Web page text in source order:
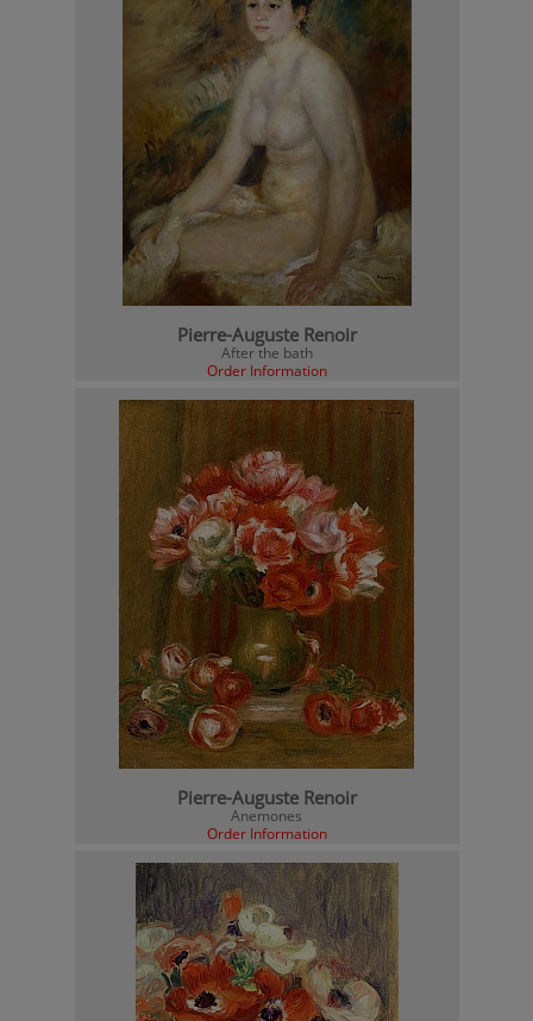
Pierre-Auguste Renoir
After the bath
Order Information
Pierre-Auguste Renoir
Anemones
Order Information